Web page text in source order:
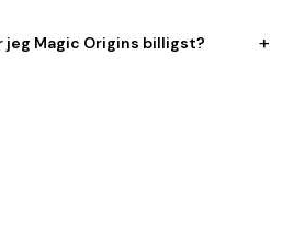
jeg Magic Origins billigst? +